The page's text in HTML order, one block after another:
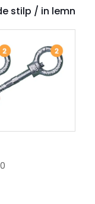
stilp / in lemn